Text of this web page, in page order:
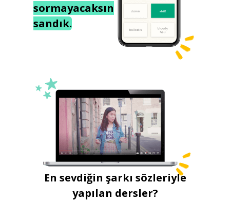
sormayacaksın
sandık.
En sevdiğin şarkı sözleriyle
yapılan dersler?